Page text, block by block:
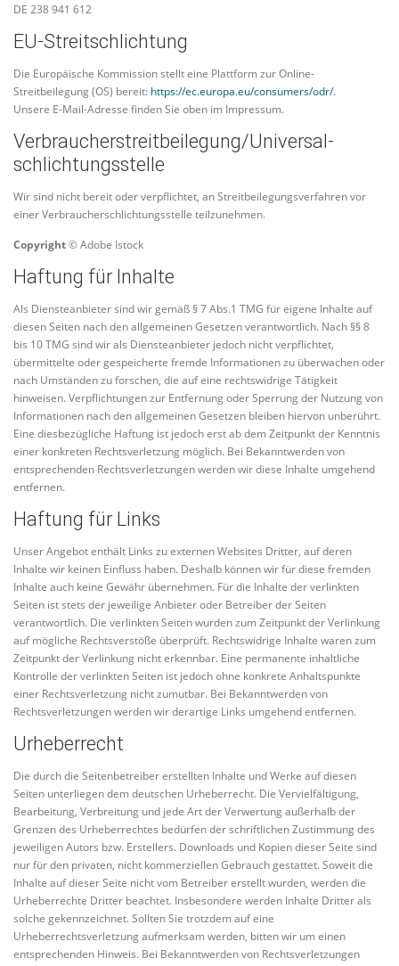
DE 238 941 612
EU-Streitschlichtung
Die Europäische Kommission stellt eine Plattform zur Online-
Streitbeilegung (OS) bereit: https://ec.europa.eu/consumers/odr/.
Unsere E-Mail-Adresse finden Sie oben im Impressum.
Verbraucher­streit­beilegung/Universal­
schlichtungs­stelle
Wir sind nicht bereit oder verpflichtet, an Streitbeilegungsverfahren vor
einer Verbraucherschlichtungsstelle teilzunehmen.
Copyright© Adobe Istock
Haftung für Inhalte
Als Diensteanbieter sind wir gemäß § 7 Abs.1 TMG für eigene Inhalte auf
diesen Seiten nach den allgemeinen Gesetzen verantwortlich. Nach §§ 8
bis 10 TMG sind wir als Diensteanbieter jedoch nicht verpflichtet,
übermittelte oder gespeicherte fremde Informationen zu überwachen oder
nach Umständen zu forschen, die auf eine rechtswidrige Tätigkeit
hinweisen. Verpflichtungen zur Entfernung oder Sperrung der Nutzung von
Informationen nach den allgemeinen Gesetzen bleiben hiervon unberührt.
Eine diesbezügliche Haftung ist jedoch erst ab dem Zeitpunkt der Kenntnis
einer konkreten Rechtsverletzung möglich. Bei Bekanntwerden von
entsprechenden Rechtsverletzungen werden wir diese Inhalte umgehend
entfernen.
Haftung für Links
Unser Angebot enthält Links zu externen Websites Dritter, auf deren
Inhalte wir keinen Einfluss haben. Deshalb können wir für diese fremden
Inhalte auch keine Gewähr übernehmen. Für die Inhalte der verlinkten
Seiten ist stets der jeweilige Anbieter oder Betreiber der Seiten
verantwortlich. Die verlinkten Seiten wurden zum Zeitpunkt der Verlinkung
auf mögliche Rechtsverstöße überprüft. Rechtswidrige Inhalte waren zum
Zeitpunkt der Verlinkung nicht erkennbar. Eine permanente inhaltliche
Kontrolle der verlinkten Seiten ist jedoch ohne konkrete Anhaltspunkte
einer Rechtsverletzung nicht zumutbar. Bei Bekanntwerden von
Rechtsverletzungen werden wir derartige Links umgehend entfernen.
Urheberrecht
Die durch die Seitenbetreiber erstellten Inhalte und Werke auf diesen
Seiten unterliegen dem deutschen Urheberrecht. Die Vervielfältigung,
Bearbeitung, Verbreitung und jede Art der Verwertung außerhalb der
Grenzen des Urheberrechtes bedürfen der schriftlichen Zustimmung des
jeweiligen Autors bzw. Erstellers. Downloads und Kopien dieser Seite sind
nur für den privaten, nicht kommerziellen Gebrauch gestattet. Soweit die
Inhalte auf dieser Seite nicht vom Betreiber erstellt wurden, werden die
Urheberrechte Dritter beachtet. Insbesondere werden Inhalte Dritter als
solche gekennzeichnet. Sollten Sie trotzdem auf eine
Urheberrechtsverletzung aufmerksam werden, bitten wir um einen
entsprechenden Hinweis. Bei Bekanntwerden von Rechtsverletzungen